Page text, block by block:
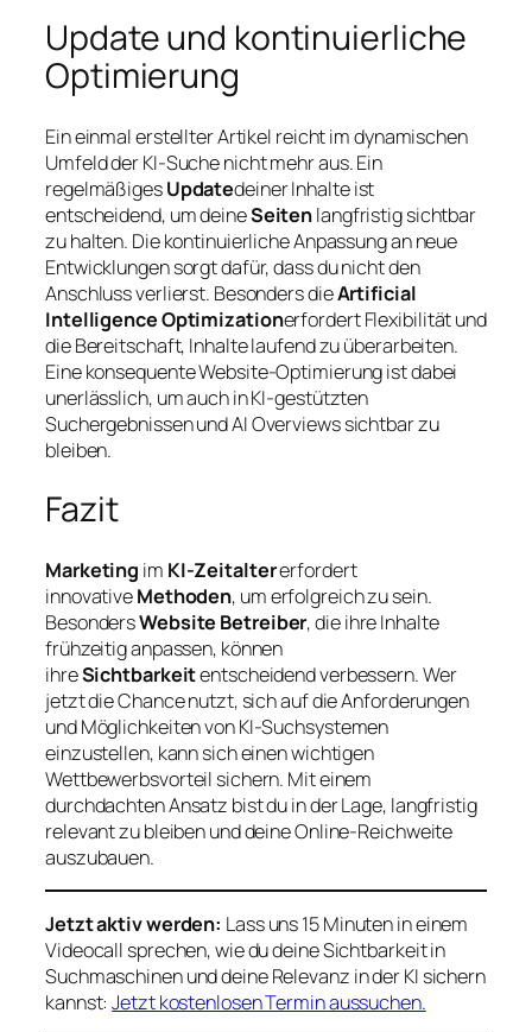
Update und kontinuierliche
Optimierung
Ein einmal erstellter Artikel reicht im dynamischen
Umfeld der KI-Suche nicht mehr aus. Ein
regelmäßigesUpdatedeiner Inhalte ist
entscheidend, um deineSeitenlangfristig sichtbar
zu halten. Die kontinuierliche Anpassung an neue
Entwicklungen sorgt dafür, dass du nicht den
Anschluss verlierst. Besonders dieArtificial
Intelligence Optimizationerfordert Flexibilität und
die Bereitschaft, Inhalte laufend zu überarbeiten.
Eine konsequente Website-Optimierung ist dabei
unerlässlich, um auch in KI-gestützten
Suchergebnissen und AI Overviews sichtbar zu
bleiben.
Fazit
Marketing im KI-Zeitaltererfordert
innovativeMethoden, um erfolgreich zu sein.
BesondersWebsite Betreiber, die ihre Inhalte
frühzeitig anpassen, können
ihreSichtbarkeitentscheidend verbessern. Wer
jetzt die Chance nutzt, sich auf die Anforderungen
und Möglichkeiten von KI-Suchsystemen
einzustellen, kann sich einen wichtigen
Wettbewerbsvorteil sichern. Mit einem
durchdachten Ansatz bist du in der Lage, langfristig
relevant zu bleiben und deine Online-Reichweite
auszubauen.
Jetzt aktiv werden: Lass uns 15 Minuten in einem
Videocall sprechen, wie du deine Sichtbarkeit in
Suchmaschinen und deine Relevanz in der KI sichern
kannst:Jetzt kostenlosen Termin aussuchen.